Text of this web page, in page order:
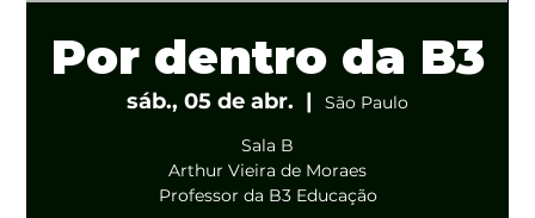
Por dentro da B3
sáb., 05 de abr.
  |
São Paulo
Sala B
Arthur Vieira de Moraes
Professor da B3 Educação